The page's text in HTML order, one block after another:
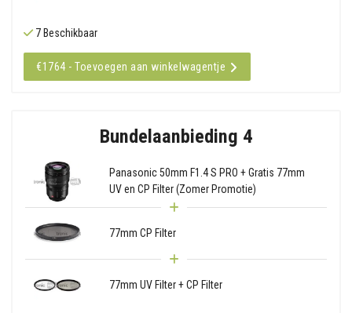
7 Beschikbaar
€1764 - Toevoegen aan winkelwagentje
Bundelaanbieding 4
Panasonic 50mm F1.4 S PRO + Gratis 77mm
UV en CP Filter (Zomer Promotie)
77mm CP Filter
77mm UV Filter + CP Filter